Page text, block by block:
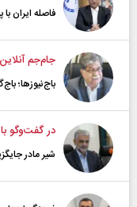
فاصله ایران
جام‌جم
باج‌نیوزها؛
در گفت‌و‌گو
شیر مادر